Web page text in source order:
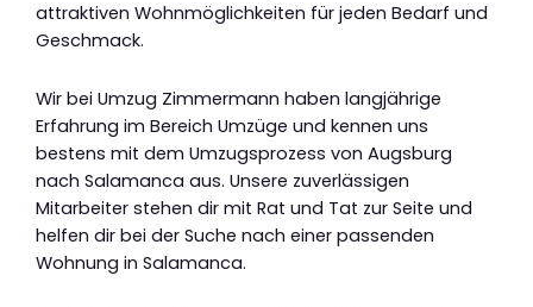
attraktiven Wohnmöglichkeiten für jeden Bedarf und
Geschmack.
Wir bei Umzug Zimmermann haben langjährige
Erfahrung im Bereich Umzüge und kennen uns
bestens mit dem Umzugsprozess von Augsburg
nach Salamanca aus. Unsere zuverlässigen
Mitarbeiter stehen dir mit Rat und Tat zur Seite und
helfen dir bei der Suche nach einer passenden
Wohnung in Salamanca.